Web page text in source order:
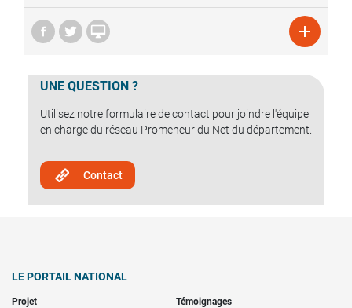
 
UNE QUESTION ?
Utilisez notre formulaire de contact pour joindre l'équipe
en charge du réseau Promeneur du Net du département.
Contact
LE PORTAIL NATIONAL
Projet Témoignages